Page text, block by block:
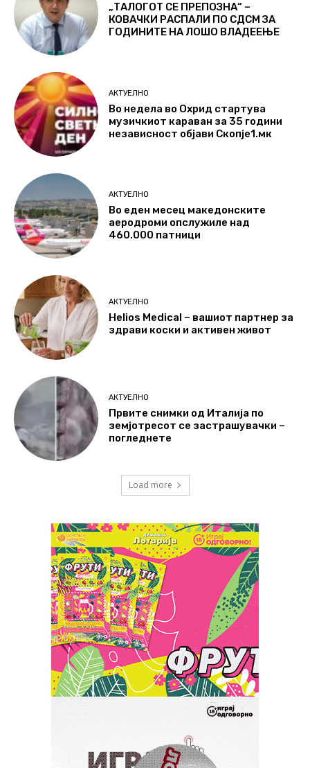
„ТАЛОГОТ СЕ ПРЕПОЗНА“ –
КОВАЧКИ РАСПАЛИ ПО СДСМ ЗА
ГОДИНИТЕ НА ЛОШО ВЛАДЕЕЊЕ
АКТУЕЛНО
Во недела во Охрид стартува
музичкиот караван за 35 години
независност објави Скопје1.мк
АКТУЕЛНО
Во еден месец македонските
аеродроми опслужиле над
460.000 патници
АКТУЕЛНО
Helios Medical – вашиот партнер за
здрави коски и активен живот
АКТУЕЛНО
Првите снимки од Италија по
земјотресот се застрашувачки –
погледнете
Load more